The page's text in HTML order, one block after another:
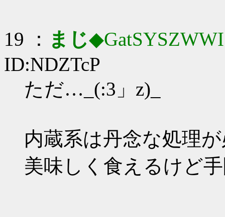
19 ： まじ◆GatSYSZWWI
ID:NDZTcP
ただ…_(:3」z)_
内蔵系は丹念な処理
美味しく食えるけど